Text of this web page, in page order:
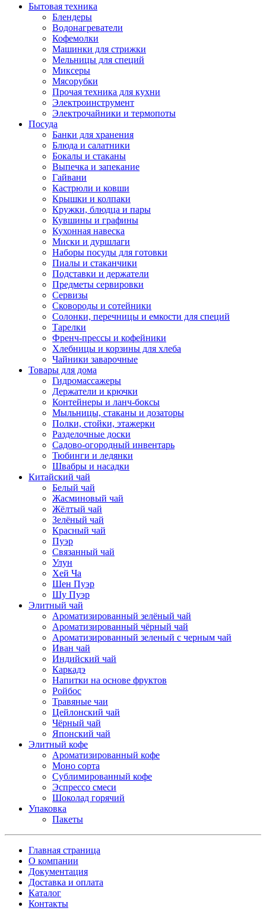
Бытовая техника
Блендеры
Водонагреватели
Кофемолки
Машинки для стрижки
Мельницы для специй
Миксеры
Мясорубки
Прочая техника для кухни
Электроинструмент
Электрочайники и термопоты
Посуда
Банки для хранения
Блюда и салатники
Бокалы и стаканы
Выпечка и запекание
Гайвани
Кастрюли и ковши
Крышки и колпаки
Кружки, блюдца и пары
Кувшины и графины
Кухонная навеска
Миски и дуршлаги
Наборы посуды для готовки
Пиалы и стаканчики
Подставки и держатели
Предметы сервировки
Сервизы
Сковороды и сотейники
Солонки, перечницы и емкости для специй
Тарелки
Френч-прессы и кофейники
Хлебницы и корзины для хлеба
Чайники заварочные
Товары для дома
Гидромассажеры
Держатели и крючки
Контейнеры и ланч-боксы
Мыльницы, стаканы и дозаторы
Полки, стойки, этажерки
Разделочные доски
Садово-огородный инвентарь
Тюбинги и ледянки
Швабры и насадки
Китайский чай
Белый чай
Жасминовый чай
Жёлтый чай
Зелёный чай
Красный чай
Пуэр
Связанный чай
Улун
Хей Ча
Шен Пуэр
Шу Пуэр
Элитный чай
Ароматизированный зелёный чай
Ароматизированный чёрный чай
Ароматизированный зеленый с черным чай
Иван чай
Индийский чай
Каркадэ
Напитки на основе фруктов
Ройбос
Травяные чаи
Цейлонский чай
Чёрный чай
Японский чай
Элитный кофе
Ароматизированный кофе
Моно сорта
Сублимированный кофе
Эспрессо смеси
Шоколад горячий
Упаковка
Пакеты
Главная страница
О компании
Документация
Доставка и оплата
Каталог
Контакты